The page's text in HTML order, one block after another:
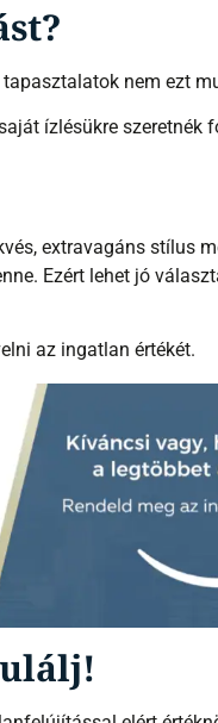
nem ezt
ízlésükre szeretnék
extravagáns stílus
Ezért lehet jó
az ingatlan értékét.